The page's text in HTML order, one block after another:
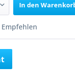
In den
Empfehlen